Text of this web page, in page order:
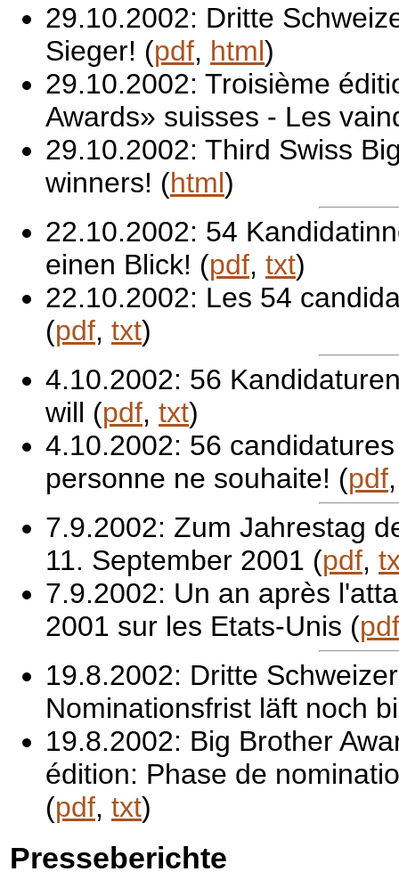
29.10.2002: Dritte
Sieger! (pdf, html)
29.10.2002: Troisième
Awards» suisses - Les
29.10.2002: Third Swiss
winners! (html)
22.10.2002: 54
einen Blick! (pdf, txt)
22.10.2002: Les 54
(pdf, txt)
4.10.2002: 56
will (pdf, txt)
4.10.2002: 56
personne ne souhaite! (pdf
7.9.2002: Zum Jahrestag
11. September 2001 (pdf,
7.9.2002: Un an après
2001 sur les Etats-Unis (pdf
19.8.2002: Dritte
Nominationsfrist läft noch
19.8.2002: Big Brother
édition: Phase de
(pdf, txt)
Presseberichte